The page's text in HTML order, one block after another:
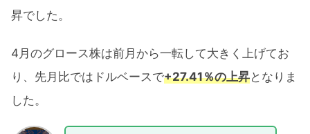
昇でした。
4月のグロース株は前月から一転して大きく上げてお
り、先月比ではドルベースで+27.41％の上昇となりま
した。